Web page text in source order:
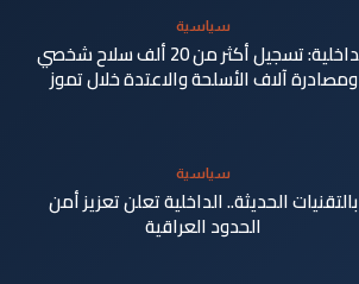
سياسية
الداخلية: تسجيل أكثر من 20 ألف سلاح شخصي
ومصادرة آلاف الأسلحة والاعتدة خلال تموز
سياسية
بالتقنيات الحديثة.. الداخلية تعلن تعزيز أمن
الحدود العراقية